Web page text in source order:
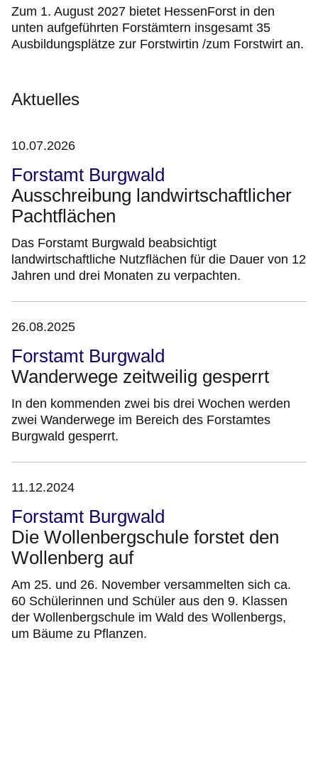
Zum 1. August 2027 bietet HessenForst in den
unten aufgeführten Forstämtern insgesamt 35
Ausbildungsplätze zur Forstwirtin /zum Forstwirt an.
Aktuelles
10.07.2026
Forstamt Burgwald
Ausschreibung landwirtschaftlicher
Pachtflächen
Das Forstamt Burgwald beabsichtigt
landwirtschaftliche Nutzflächen für die Dauer von 12
Jahren und drei Monaten zu verpachten.
26.08.2025
Forstamt Burgwald
Wanderwege zeitweilig gesperrt
In den kommenden zwei bis drei Wochen werden
zwei Wanderwege im Bereich des Forstamtes
Burgwald gesperrt.
11.12.2024
Forstamt Burgwald
Die Wollenbergschule forstet den
Wollenberg auf
Am 25. und 26. November versammelten sich ca.
60 Schülerinnen und Schüler aus den 9. Klassen
der Wollenbergschule im Wald des Wollenbergs,
um Bäume zu Pflanzen.